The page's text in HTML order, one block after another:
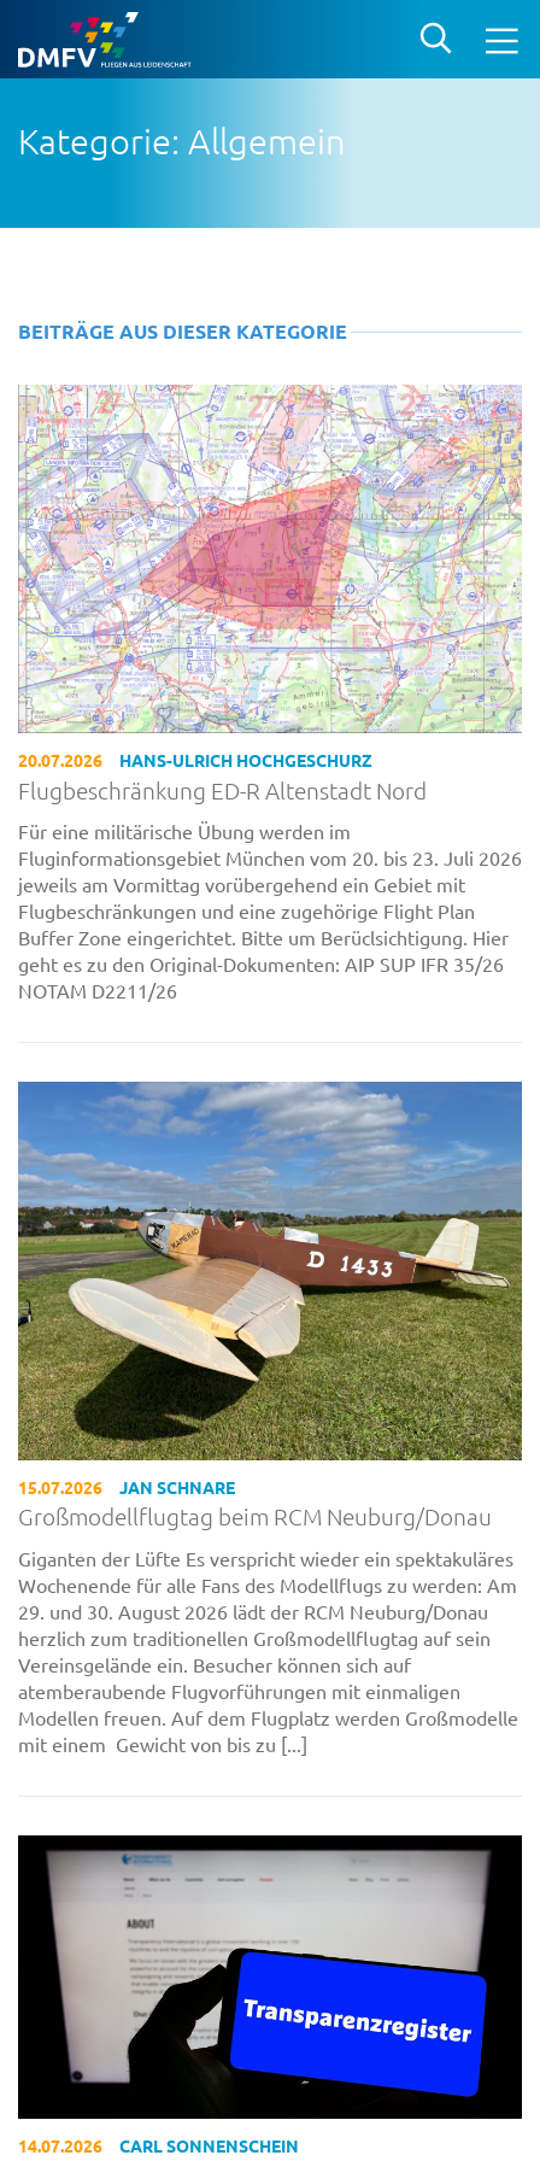
Kategorie: Allgemein
BEITRÄGE AUS DIESER KATEGORIE
20.07.2026 HANS-ULRICH HOCHGESCHURZ
Flugbeschränkung ED-R Altenstadt Nord
Für eine militärische Übung werden im
Fluginformationsgebiet München vom 20. bis 23. Juli 2026
jeweils am Vormittag vorübergehend ein Gebiet mit
Flugbeschränkungen und eine zugehörige Flight Plan
Buffer Zone eingerichtet. Bitte um Berüclsichtigung. Hier
geht es zu den Original-Dokumenten: AIP SUP IFR 35/26
NOTAM D2211/26
15.07.2026 JAN SCHNARE
Großmodellflugtag beim RCM Neuburg/Donau
Giganten der Lüfte Es verspricht wieder ein spektakuläres
Wochenende für alle Fans des Modellflugs zu werden: Am
29. und 30. August 2026 lädt der RCM Neuburg/Donau
herzlich zum traditionellen Großmodellflugtag auf sein
Vereinsgelände ein. Besucher können sich auf
atemberaubende Flugvorführungen mit einmaligen
Modellen freuen. Auf dem Flugplatz werden Großmodelle
mit einem Gewicht von bis zu [...]
14.07.2026 CARL SONNENSCHEIN